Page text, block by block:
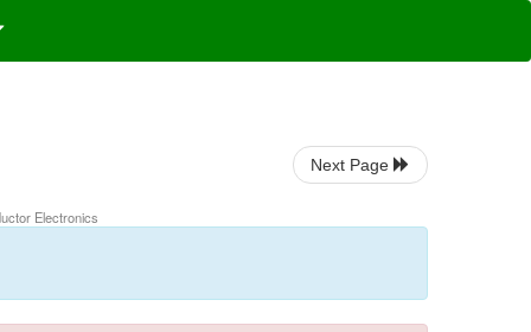
Next Page
Electronics